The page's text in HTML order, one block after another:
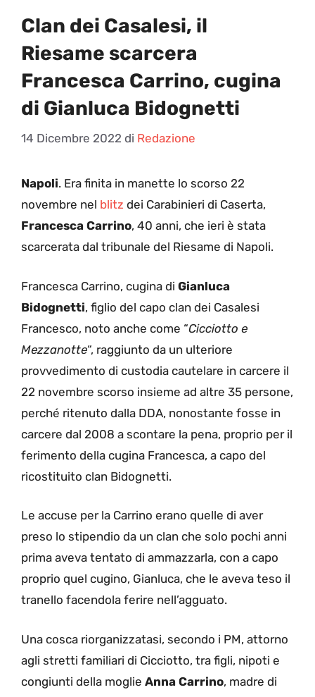
Clan dei Casalesi, il
Riesame scarcera
Francesca Carrino, cugina
di Gianluca Bidognetti
14 Dicembre 2022 di Redazione
Napoli. Era finita in manette lo scorso 22
novembre nel blitz dei Carabinieri di Caserta,
Francesca Carrino, 40 anni, che ieri è stata
scarcerata dal tribunale del Riesame di Napoli.
Francesca Carrino, cugina di Gianluca
Bidognetti, figlio del capo clan dei Casalesi
Francesco, noto anche come “Cicciotto e
Mezzanotte“, raggiunto da un ulteriore
provvedimento di custodia cautelare in carcere il
22 novembre scorso insieme ad altre 35 persone,
perché ritenuto dalla DDA, nonostante fosse in
carcere dal 2008 a scontare la pena, proprio per il
ferimento della cugina Francesca, a capo del
ricostituito clan Bidognetti.
Le accuse per la Carrino erano quelle di aver
preso lo stipendio da un clan che solo pochi anni
prima aveva tentato di ammazzarla, con a capo
proprio quel cugino, Gianluca, che le aveva teso il
tranello facendola ferire nell’agguato.
Una cosca riorganizzatasi, secondo i PM, attorno
agli stretti familiari di Cicciotto, tra figli, nipoti e
congiunti della moglie Anna Carrino, madre di